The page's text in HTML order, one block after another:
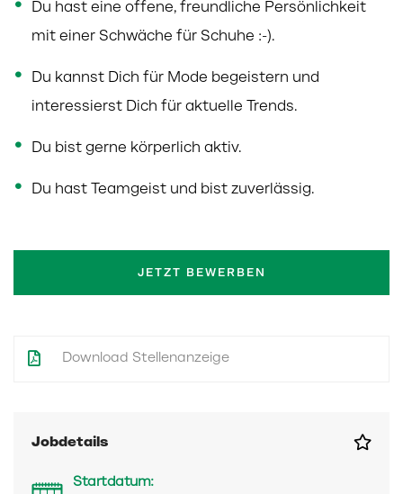
Du hast eine offene, freundliche Persönlichkeit
mit einer Schwäche für Schuhe :-).
Du kannst Dich für Mode begeistern und
interessierst Dich für aktuelle Trends.
Du bist gerne körperlich aktiv.
Du hast Teamgeist und bist zuverlässig.
JETZT BEWERBEN
Download Stellenanzeige
Jobdetails
Startdatum: